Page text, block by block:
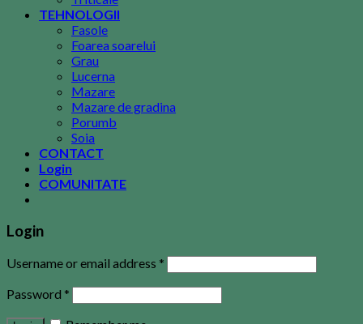
TEHNOLOGII
Fasole
Foarea soarelui
Grau
Lucerna
Mazare
Mazare de gradina
Porumb
Soia
CONTACT
Login
COMUNITATE
Login
Username or email address *
Password *